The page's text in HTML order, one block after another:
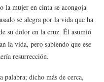
la mujer en cinta se acongoja
se alegra por la vida que ha
su dolor en la cruz. Él asumió
la vida, pero sabiendo que ese
resurrección.
dicho más de cerca,